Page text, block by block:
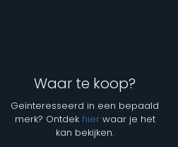
Waar te koop?
Geïnteresseerd in een bepaald
merk? Ontdek hierwaar je het
kan bekijken.